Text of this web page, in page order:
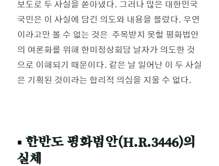
보도로 두 사실을 쏟아냈다. 그러나 많은 대한민국
국민은 이 사실에 담긴 의도와 내용을 몰랐다. 우연
이라고만 볼 수 없는 것은 주목받지 못할 평화법안
의 여론화를 위해 한미정상회담 날자가 의도한 것
으로 이해되기 때문이다. 같은 날 일어난 이 두 사실
은 기획된 것이라는 합리적 의심을 지울 수 없다.
▪ 한반도 평화법안(H.R.3446)의
실체